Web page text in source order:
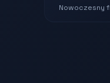
Nowoczesny